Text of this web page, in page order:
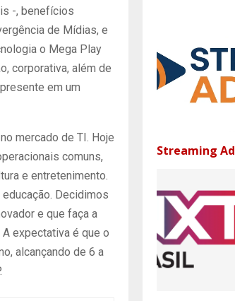
-, benefícios
de Mídias, e
o Mega Play
corporativa, além de
em um
mercado de TI. Hoje
comuns,
e entretenimento.
Decidimos
e que faça a
expectativa é que o
alcançando de 6 a
Streaming